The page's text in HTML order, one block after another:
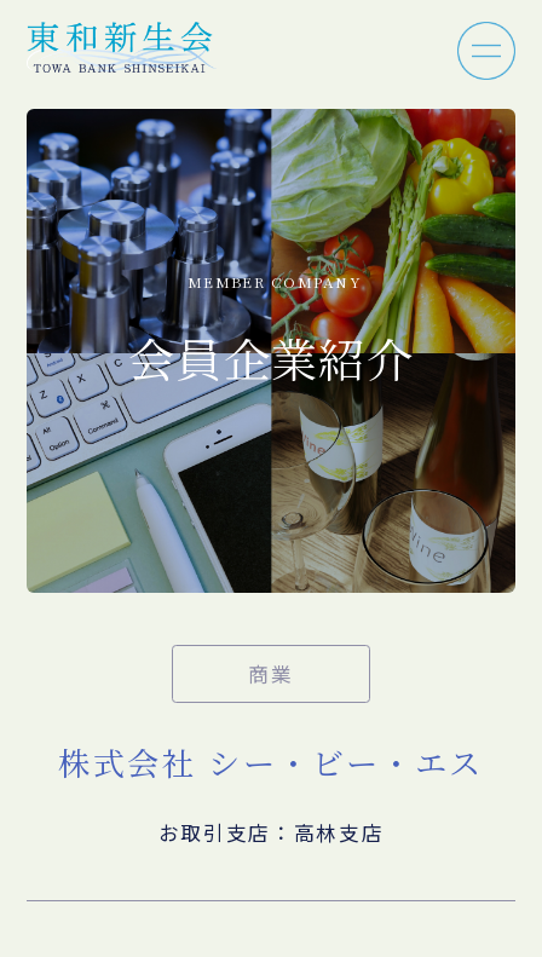
MEMBER COMPANY
会員企業紹介
商業
株式会社 シー・ビー・エス
お取引支店：高林支店